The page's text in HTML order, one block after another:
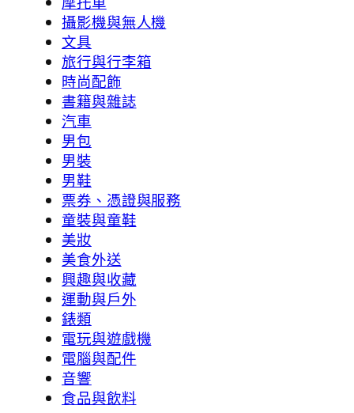
攝影機與無人機
文具
旅行與行李箱
時尚配飾
書籍與雜誌
汽車
男包
男裝
男鞋
票券、憑證與服務
童裝與童鞋
美妝
美食外送
興趣與收藏
運動與戶外
錶類
電玩與遊戲機
電腦與配件
音響
食品與飲料